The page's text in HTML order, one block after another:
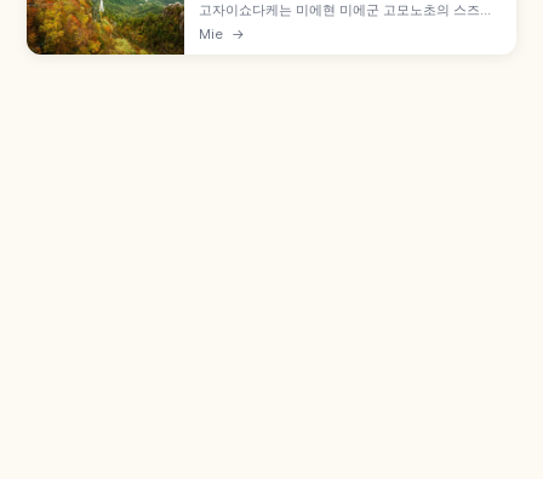
고자이쇼다케는 미에현 미에군 고모노초의 스즈카
산맥 산으로, 신메이신 고속도로 고모노 IC에서 약
Mie →